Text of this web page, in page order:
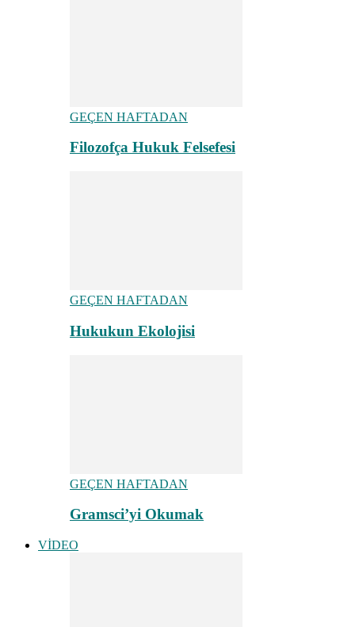
GEÇEN HAFTADAN
Filozofça Hukuk Felsefesi
GEÇEN HAFTADAN
Hukukun Ekolojisi
GEÇEN HAFTADAN
Gramsci’yi Okumak
VİDEO